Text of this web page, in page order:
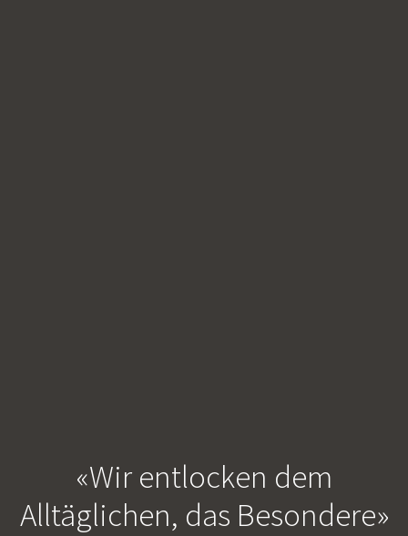
«Wir entlocken dem
Alltäglichen, das Besondere»